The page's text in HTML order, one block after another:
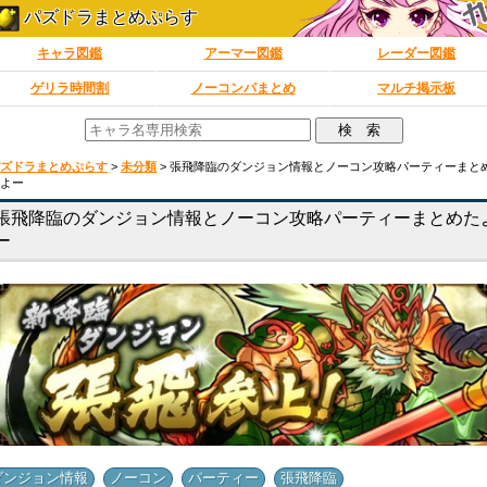
パズドラまとめぷらす
キャラ図鑑 アーマー図鑑 レーダー図鑑
ゲリラ時間割 ノーコンパまとめ マルチ掲示板
ドラまとめぷらす > 未分類 > 張飛降臨のダンジョン情報とノーコン攻略パーティーまと
ー
飛降臨のダンジョン情報とノーコン攻略パーティーまとめた
ンジョン情報 ノーコン パーティー 張飛降臨